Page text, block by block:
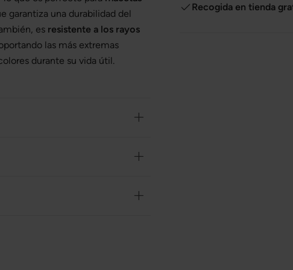
Recogida en tienda
garantiza una durabilidad del
es resistente a los rayos
las más extremas
durante su vida útil.